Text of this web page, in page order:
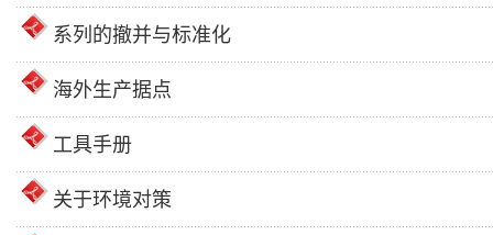
系列的撤并与标准化
海外生产据点
工具手册
关于环境对策